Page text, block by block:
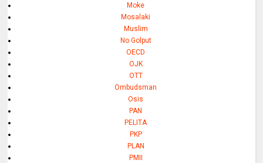
Moke
Mosalaki
Muslim
No Golput
OECD
OJK
OTT
Ombudsman
Osis
PAN
PELITA
PKP
PLAN
PMII